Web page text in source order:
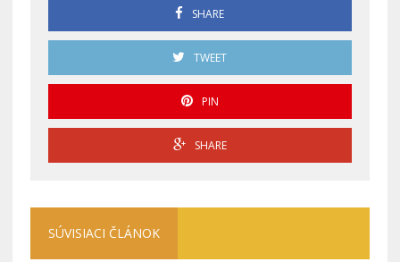
SHARE
TWEET
PIN
SHARE
SÚVISIACI ČLÁNOK